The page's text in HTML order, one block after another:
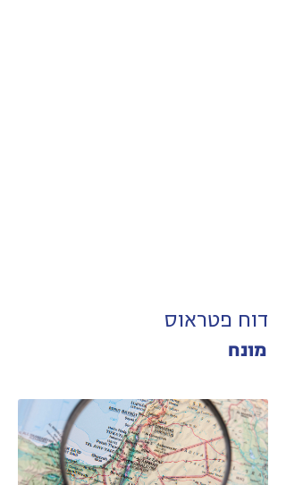
דוח פטראוס
מונח